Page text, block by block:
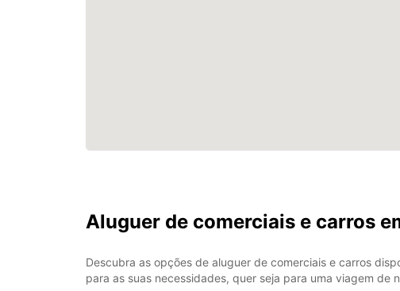
Aluguer de comerciais e carros
Descubra as opções de aluguer de comerciais e carros
para as suas necessidades, quer seja para uma viagem de